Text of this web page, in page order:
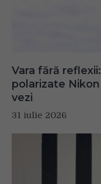
Vara fără
polarizate
vezi
31 iulie 2026